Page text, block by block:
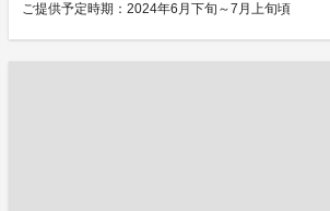
ご提供予定時期：2024年6月下旬～7月上旬頃